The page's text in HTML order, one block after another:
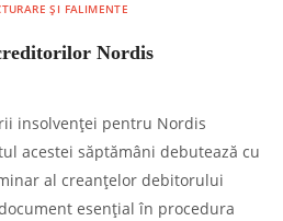
ȘI FALIMENTE
Nordis
insolvenței pentru Nordis
acestei săptămâni debutează cu
al creanțelor debitorului
esențial în procedura